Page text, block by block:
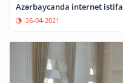
Azərbaycanda internet
26-04-2021